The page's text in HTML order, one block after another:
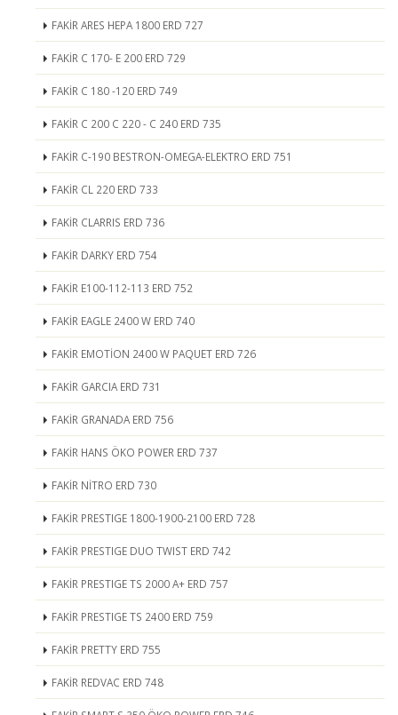
FAKİR ARES HEPA 1800 ERD 727
FAKİR C 170- E 200 ERD 729
FAKİR C 180 -120 ERD 749
FAKİR C 200 C 220 - C 240 ERD 735
FAKİR C-190 BESTRON-OMEGA-ELEKTRO ERD 751
FAKİR CL 220 ERD 733
FAKİR CLARRIS ERD 736
FAKİR DARKY ERD 754
FAKİR E100-112-113 ERD 752
FAKİR EAGLE 2400 W ERD 740
FAKİR EMOTİON 2400 W PAQUET ERD 726
FAKİR GARCIA ERD 731
FAKİR GRANADA ERD 756
FAKİR HANS ÖKO POWER ERD 737
FAKİR NİTRO ERD 730
FAKİR PRESTIGE 1800-1900-2100 ERD 728
FAKİR PRESTIGE DUO TWIST ERD 742
FAKİR PRESTIGE TS 2000 A+ ERD 757
FAKİR PRESTIGE TS 2400 ERD 759
FAKİR PRETTY ERD 755
FAKİR REDVAC ERD 748